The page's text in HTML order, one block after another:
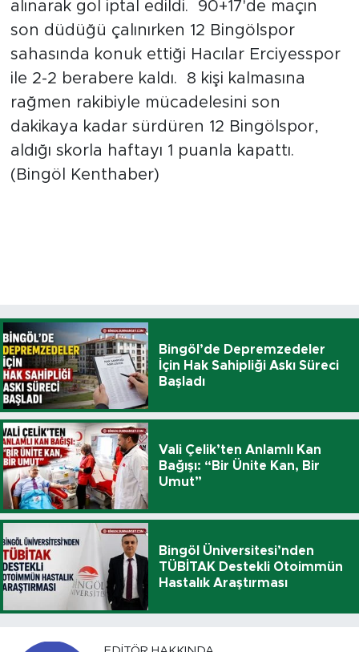
alınarak gol iptal edildi. 90+17'de maçın
son düdüğü çalınırken 12 Bingölspor
sahasında konuk ettiği Hacılar Erciyesspor
ile 2-2 berabere kaldı. 8 kişi kalmasına
rağmen rakibiyle mücadelesini son
dakikaya kadar sürdüren 12 Bingölspor,
aldığı skorla haftayı 1 puanla kapattı.
(Bingöl Kenthaber)
Bingöl’de Depremzedeler
İçin Hak Sahipliği Askı Süreci
Başladı
Vali Çelik’ten Anlamlı Kan
Bağışı: “Bir Ünite Kan, Bir
Umut”
Bingöl Üniversitesi’nden
TÜBİTAK Destekli Otoimmün
Hastalık Araştırması